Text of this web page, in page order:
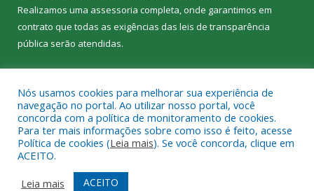
Realizamos uma assessoria completa, onde garantimos em
contrato que todas as exigências das leis de transparência
pública serão atendidas.
Todos os direitos reservados a Câmara Municipal de Jacundá.
Mapa do Site
Acessar Área Administrativa
Nós usamos cookies para melhorar sua experiência de
navegação no portal. Ao utilizar nosso portal, você
concorda com a política de monitoramento de cookies.
Para ter mais informações sobre como isso é feito, acesse
Política de cookies (Leia mais). Se você concorda, clique em
ACEITO.
Leia mais
ACEITO